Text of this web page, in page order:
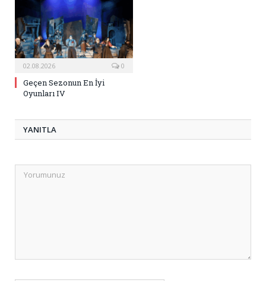
02.08.2026 0
Geçen Sezonun En İyi
Oyunları IV
YANITLA